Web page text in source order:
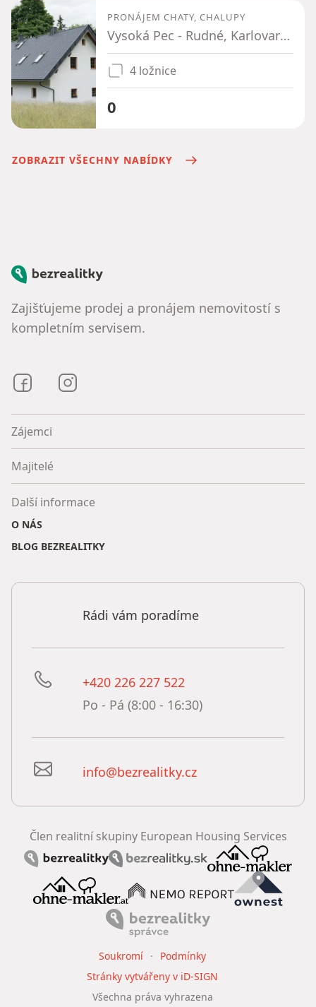
PRONÁJEM CHATY, CHALUPY
Vysoká Pec - Rudné, Karlovarský kraj
4 ložnice
0
ZOBRAZIT VŠECHNY NABÍDKY
Bezrealitky
Zajišťujeme prodej a pronájem nemovitostí s
kompletním servisem.
Bezrealitky na Facebooku
Zájemci
Majitelé
Další informace
O NÁS
BLOG BEZREALITKY
Rádi vám poradíme
+420 226 227 522
Po - Pá (8:00 - 16:30)
info@bezrealitky.cz
Člen realitní skupiny European Housing Services
Všechna práva vyhrazena
Soukromí
Podmínky
Stránky vytvářeny v iD-SIGN